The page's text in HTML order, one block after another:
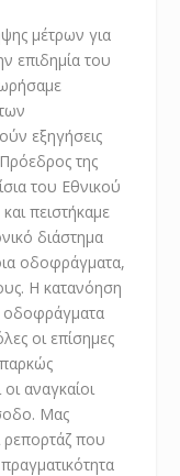
μέτρων για
επιδημία του
εξηγήσεις
της
του Εθνικού
πειστήκαμε
διάστημα
οδοφράγματα,
Η κατανόηση
οδοφράγματα
οι επίσημες
αναγκαίοι
Μας
ρεπορτάζ που